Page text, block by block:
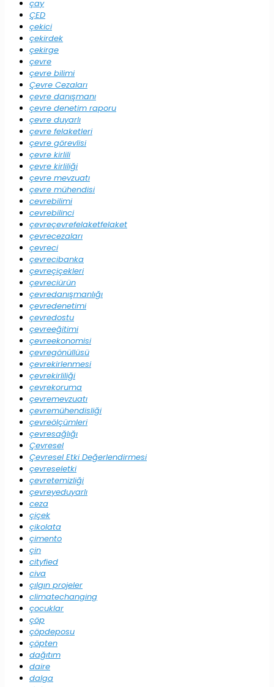
çay
ÇED
çekici
çekirdek
çekirge
çevre
çevre bilimi
Çevre Cezaları
çevre danışmanı
çevre denetim raporu
çevre duyarlı
çevre felaketleri
çevre görevlisi
çevre kirlili
çevre kirliliği
çevre mevzuatı
çevre mühendisi
cevrebilimi
cevrebilinci
çevreçevrefelaketfelaket
çevrecezaları
çevreci
çevrecibanka
çevreçiçekleri
çevreciürün
çevredanışmanlığı
çevredenetimi
çevredostu
çevreeğitimi
çevreekonomisi
çevregönüllüsü
çevrekirlenmesi
çevrekirliliği
çevrekoruma
çevremevzuatı
çevremühendisliği
çevreölçümleri
çevresağlığı
Çevresel
Çevresel Etki Değerlendirmesi
çevreseletki
çevretemizliği
çevreyeduyarlı
ceza
çiçek
çikolata
çimento
çin
cityfied
civa
çılgın projeler
climatechanging
çocuklar
çöp
çöpdeposu
çöpten
dağıtım
daire
dalga